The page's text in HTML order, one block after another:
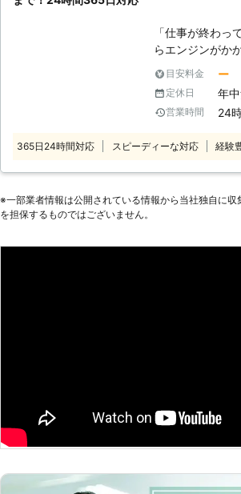
できます 車のバッテリーが上がって
しまったことに
しようとしたけ
動かないときで
うとしたその瞬
間的に余裕がな
社クイックキャ
社は、24時間
えて準備してい
「仕事が終わっ
らエンジンがか
していたがライ
てしまい、バッ
った」 「早く帰
迎えに行って車
ンジンがかから
のかもしれませ
その場に立ち往
車のバッテリー
でバッテリー上
社ではジャンプ
目安料金 ー
定休日 年
営業時間 24
365日24時間対応 スピーディーな対応 経験
※⼀部業者情報は公開されている情報から当社独⾃に
を担保するものではございません。